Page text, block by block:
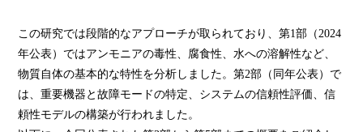
この研究では段階的なアプローチが取られており、第1部（2024
年公表）ではアンモニアの毒性、腐食性、水への溶解性など、
物質自体の基本的な特性を分析しました。第2部（同年公表）で
は、重要機器と故障モードの特定、システムの信頼性評価、信
頼性モデルの構築が行われました。